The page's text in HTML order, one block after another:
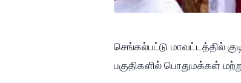
செங்கல்பட்டு மாவட்டத்தில்
பகுதிகளில் பொதுமக்கள்